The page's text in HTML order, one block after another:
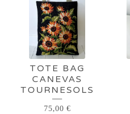
TOTE BAG
CANEVAS
TOURNESOLS
75,00 €